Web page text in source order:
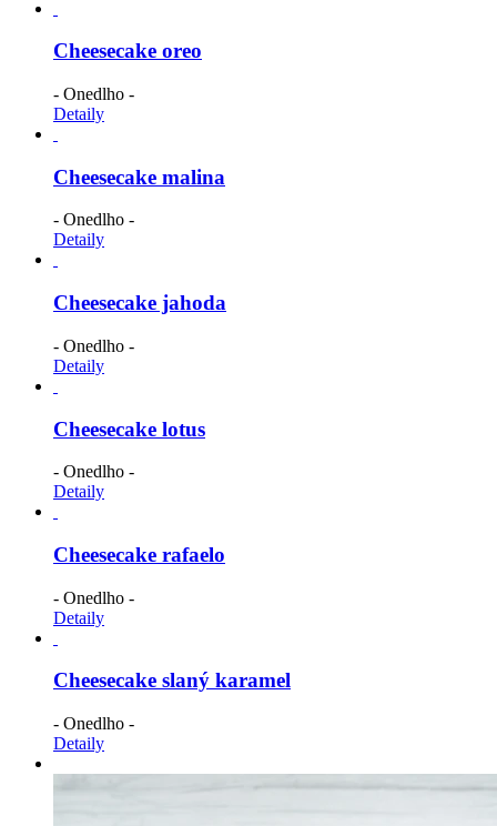
Cheesecake oreo
- Onedlho -
Detaily
Cheesecake malina
- Onedlho -
Detaily
Cheesecake jahoda
- Onedlho -
Detaily
Cheesecake lotus
- Onedlho -
Detaily
Cheesecake rafaelo
- Onedlho -
Detaily
Cheesecake slaný karamel
- Onedlho -
Detaily